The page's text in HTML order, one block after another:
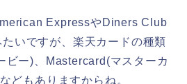
ExpressやDiners Club
いですが、楽天カードの種類
ビー)、Mastercard(マスターカ
どもありますからね。